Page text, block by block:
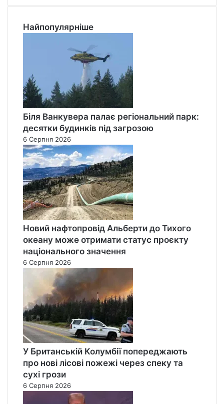
Найпопулярніше
Біля Ванкувера палає регіональний парк:
десятки будинків під загрозою
6 Серпня 2026
Новий нафтопровід Альберти до Тихого
океану може отримати статус проєкту
національного значення
6 Серпня 2026
У Британській Колумбії попереджають
про нові лісові пожежі через спеку та
сухі грози
6 Серпня 2026